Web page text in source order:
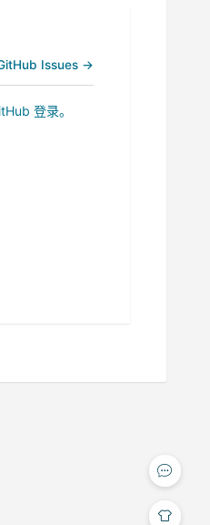
Issues →
登录。